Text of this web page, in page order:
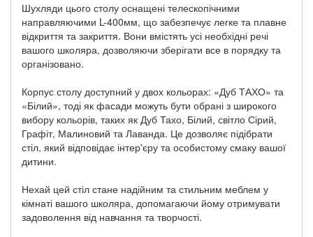
Шухляди цього столу оснащені телескопічними
направляючими L-400мм, що забезпечує легке та плавне
відкриття та закриття. Вони вмістять усі необхідні речі
вашого школяра, дозволяючи зберігати все в порядку та
організовано.
Корпус столу доступний у двох кольорах: «Дуб ТАХО» та
«Білий», тоді як фасади можуть бути обрані з широкого
вибору кольорів, таких як Дуб Тахо, Білий, світло Сірий,
Графіт, Малиновий та Лаванда. Це дозволяє підібрати
стіл, який відповідає інтер'єру та особистому смаку вашої
дитини.
Нехай цей стіл стане надійним та стильним меблем у
кімнаті вашого школяра, допомагаючи йому отримувати
задоволення від навчання та творчості.